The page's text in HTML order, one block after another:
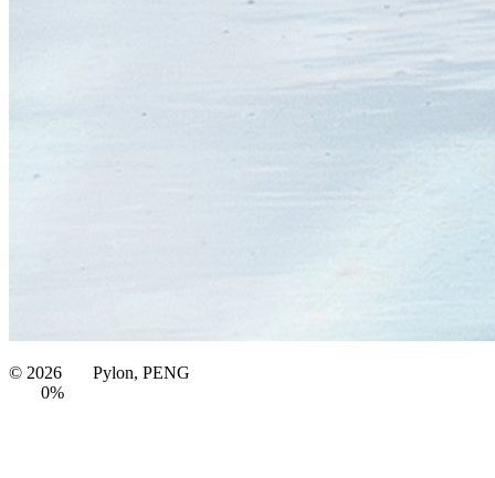
© 2026
Pylon, PENG
0%